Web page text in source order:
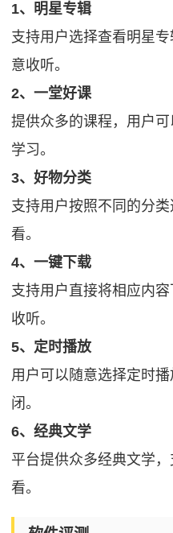
1、明星专辑
支持用户选择查看明星
意收听。
2、一堂好课
提供众多的课程，用户
学习。
3、好物分类
支持用户按照不同的分
看。
4、一键下载
支持用户直接将相应内
收听。
5、定时播放
用户可以随意选择定时
闭。
6、经典文学
平台提供众多经典文学
看。